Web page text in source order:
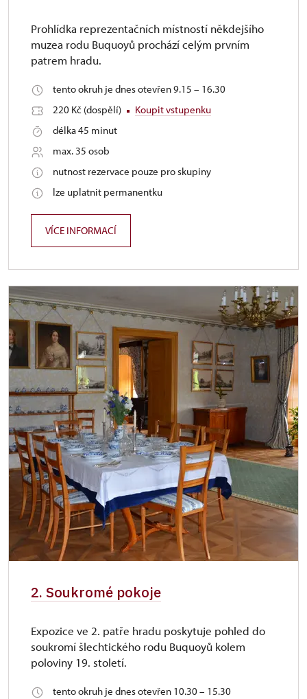
Prohlídka reprezentačních místností někdejšího
muzea rodu Buquoyů prochází celým prvním
patrem hradu.
tento okruh je dnes otevřen 9.15 – 16.30
220 Kč (dospělí)
Koupit vstupenku
délka 45 minut
max. 35 osob
nutnost rezervace pouze pro skupiny
lze uplatnit permanentku
VÍCE INFORMACÍ
2. Soukromé pokoje
Expozice ve 2. patře hradu poskytuje pohled do
soukromí šlechtického rodu Buquoyů kolem
poloviny 19. století.
tento okruh je dnes otevřen 10.30 – 15.30